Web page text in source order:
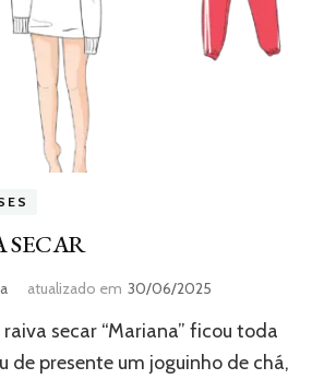
SECAR
atualizado em 30/06/2025
secar “Mariana” ficou toda
de presente um joguinho de chá,